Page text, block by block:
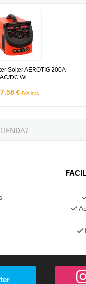
Solter AEROTIG 200A
AC/DC Wi
€ IVA incl.